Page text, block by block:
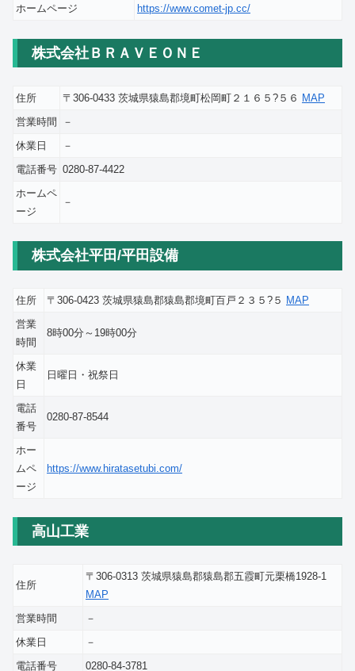
ホームページ
https://www.comet-jp.cc/
株式会社ＢＲＡＶＥＯＮＥ
住所 〒306-0433 茨城県猿島郡境町松岡町２１６５?５６ MAP
営業時間
－
休業日
－
電話番号 0280-87-4422
ホームペ
ージ
－
株式会社平田/平田設備
住所 〒306-0423 茨城県猿島郡猿島郡境町百戸２３５?５ MAP
営業
時間
8時00分～19時00分
休業
日
日曜日・祝祭日
電話
番号
0280-87-8544
ホー
ムペ
ージ
https://www.hiratasetubi.com/
高山工業
住所
〒306-0313 茨城県猿島郡猿島郡五霞町元栗橋1928-1
MAP
営業時間
－
休業日
－
電話番号
0280-84-3781